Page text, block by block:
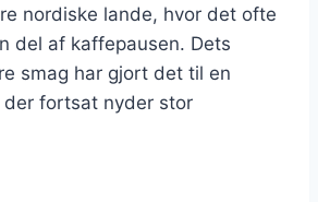
nordiske lande, hvor det ofte
del af kaffepausen. Dets
smag har gjort det til en
der fortsat nyder stor